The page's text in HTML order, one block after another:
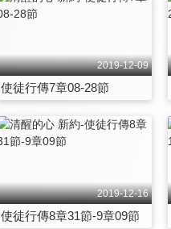
2019-12-09
使徒行傳7章08-28節
2019-12-16
使徒行傳8章31節-9章09節